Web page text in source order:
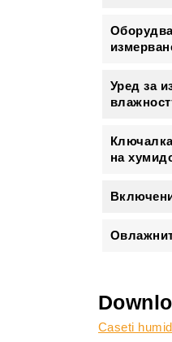
Уред за
на
Caseti